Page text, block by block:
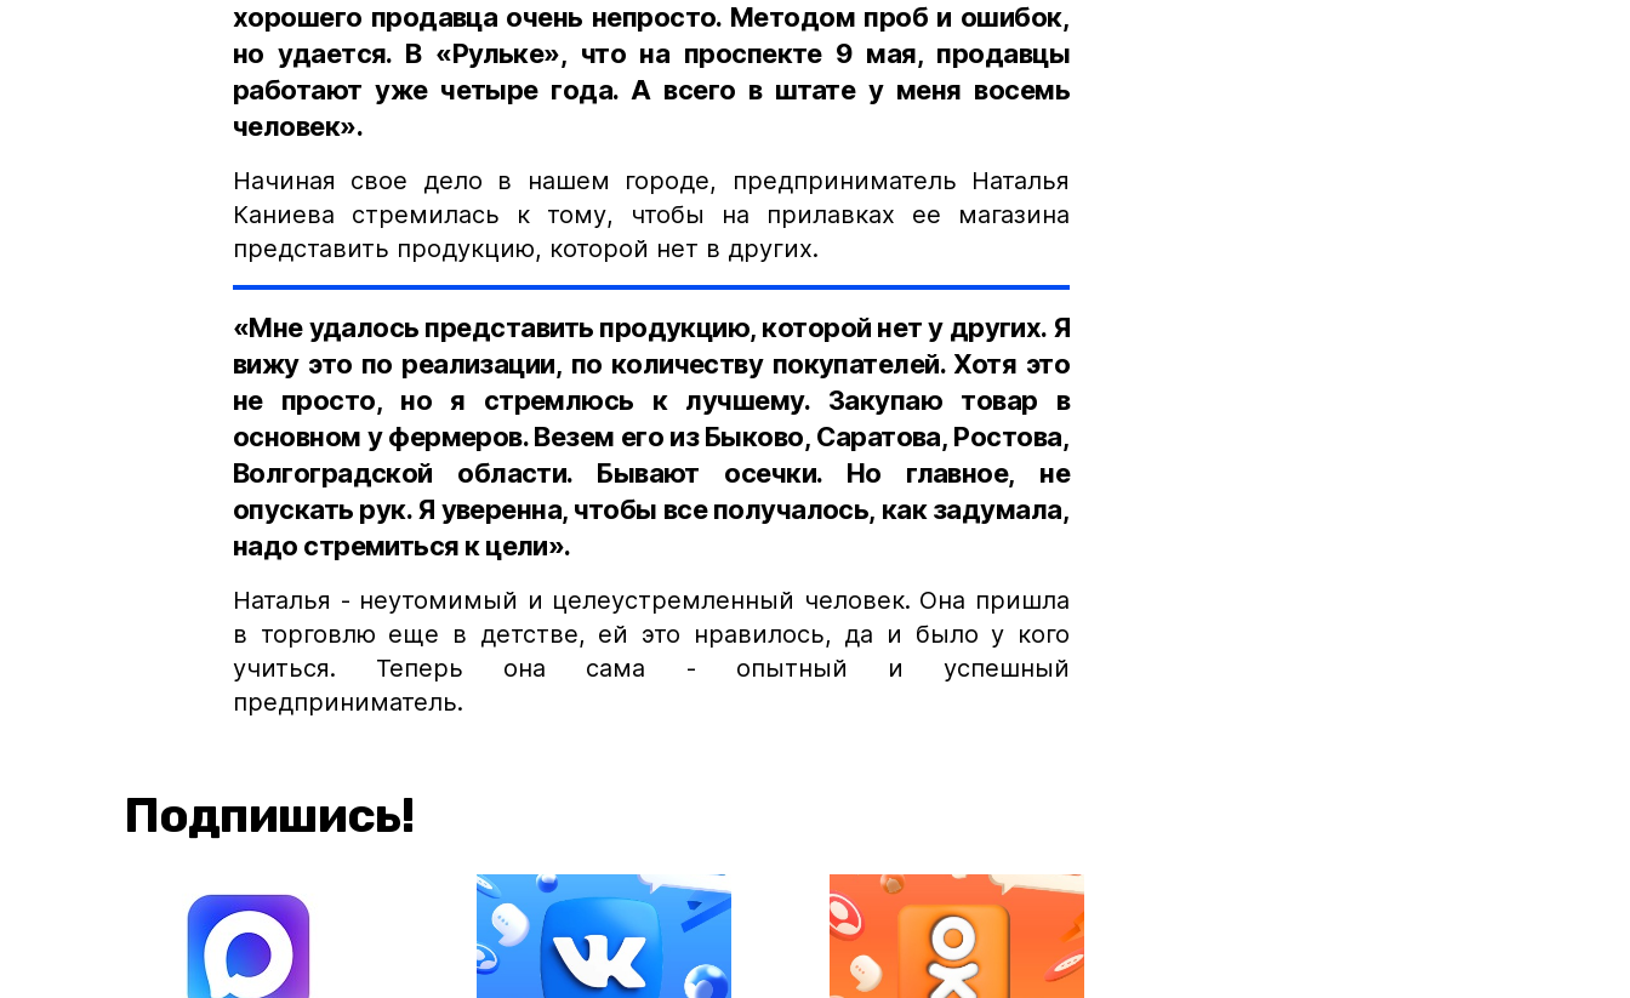
хорошего продавца очень непросто. Методом проб и ошибок,
но удается. В «Рульке», что на проспекте 9 мая, продавцы
работают уже четыре года. А всего в штате у меня восемь
человек».
Начиная свое дело в нашем городе, предприниматель Наталья
Каниева стремилась к тому, чтобы на прилавках ее магазина
представить продукцию, которой нет в других.
«Мне удалось представить продукцию, которой нет у других. Я
вижу это по реализации, по количеству покупателей. Хотя это
не просто, но я стремлюсь к лучшему. Закупаю товар в
основном у фермеров. Везем его из Быково, Саратова, Ростова,
Волгоградской области. Бывают осечки. Но главное, не
опускать рук. Я уверенна, чтобы все получалось, как задумала,
надо стремиться к цели».
Наталья - неутомимый и целеустремленный человек. Она пришла
в торговлю еще в детстве, ей это нравилось, да и было у кого
учиться. Теперь она сама - опытный и успешный
предприниматель.
Подпишись!